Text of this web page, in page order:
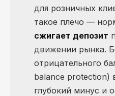
для розничных
такое плечо —
сжигает депозит
движении рынка.
отрицательного
balance protection)
глубокий минус и